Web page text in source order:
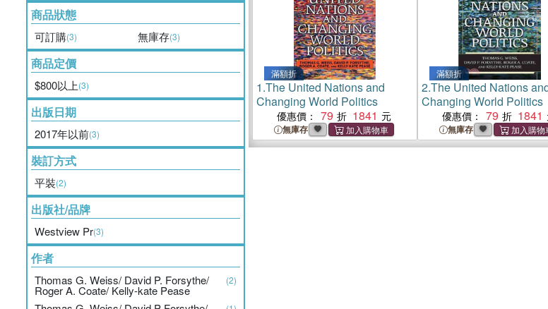
商品狀態
可訂購(3) 無庫存(3)
商品定價
$800以上(3)
出版日期
2017年以前(3)
裝訂方式
平裝(2)
出版社/品牌
Westview Pr(3)
作者
Thomas G. Weiss/ David P. Forsythe/
Roger A. Coate/ Kelly-kate Pease
(2)
滿額折
1.The United Nations and
Changing World Politics
優惠價： 79 1841
無庫存
滿額折
2.The United Nations
Changing World Politics
優惠價： 79 1841
無庫存